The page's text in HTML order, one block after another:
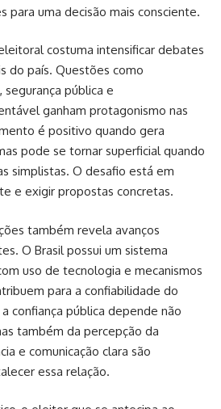
para uma decisão mais consciente.
costuma intensificar debates
do país. Questões como
pública e
ganham protagonismo nas
é positivo quando gera
pode se tornar superficial quando
simplistas. O desafio está em
e exigir propostas concretas.
também revela avanços
O Brasil possui um sistema
uso de tecnologia e mecanismos
para a confiabilidade do
confiança pública depende não
também da percepção da
e comunicação clara são
essa relação.